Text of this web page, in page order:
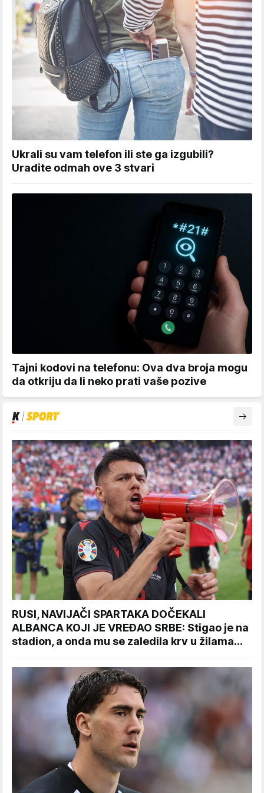
Ukrali su vam telefon ili ste ga izgubili?
Uradite odmah ove 3 stvari
Tajni kodovi na telefonu: Ova dva broja mogu
da otkriju da li neko prati vaše pozive
RUSI, NAVIJAČI SPARTAKA DOČEKALI
ALBANCA KOJI JE VREĐAO SRBE: Stigao je na
stadion, a onda mu se zaledila krv u žilama...